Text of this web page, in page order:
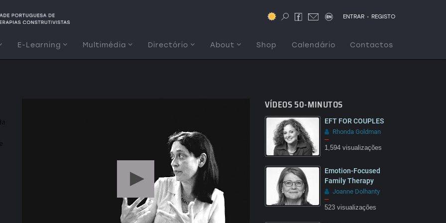
ENTRAR . REGISTO
E-Learning Multimédia Directório About Shop Calendário Contactos
VÍDEOS 50-MINUTOS
08:03
EFT FOR COUPLES
Rhonda Goldman
–
1,594 visualizações
14:45
Emotion-Focused
Family Therapy
Joanne Dolhanty
–
523 visualizações